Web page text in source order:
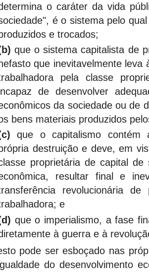
o caráter da vida
é o sistema pelo
e trocados;
que o sistema capitalista de
que inevitavelmente leva
pela classe
de desenvolver
da sociedade ou de
bens materiais produzidos
que o capitalismo contém
destruição e deve, em
proprietária de capital
resultar final e
revolucionária
e
que o imperialismo, a fase
à guerra e à
pode ser esboçado nas
do desenvolvimento